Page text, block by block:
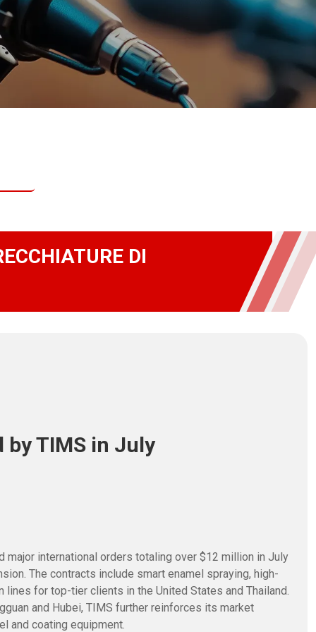
DI
TIMS in July
international orders totaling over $12 million in July
The contracts include smart enamel spraying, high-
for top-tier clients in the United States and Thailand.
and Hubei, TIMS further reinforces its market
and coating equipment.